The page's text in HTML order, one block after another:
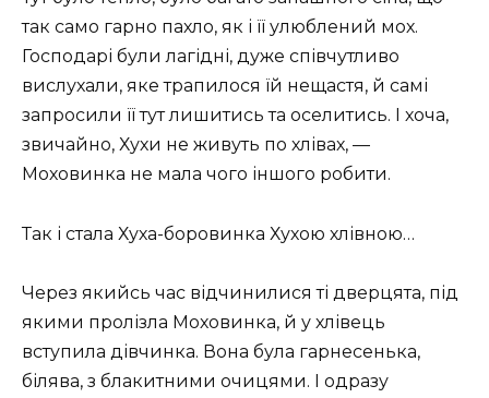
так само гарно пахло, як і її улюблений мох.
Господарі були лагідні, дуже співчутливо
вислухали, яке трапилося їй нещастя, й самі
запросили її тут лишитись та оселитись. І хоча,
звичайно, Хухи не живуть по хлівах, —
Моховинка не мала чого іншого робити.
Так і стала Хуха-боровинка Хухою хлівною…
Через якийсь час відчинилися ті дверцята, під
якими пролізла Моховинка, й у хлівець
вступила дівчинка. Вона була гарнесенька,
білява, з блакитними очицями. І одразу